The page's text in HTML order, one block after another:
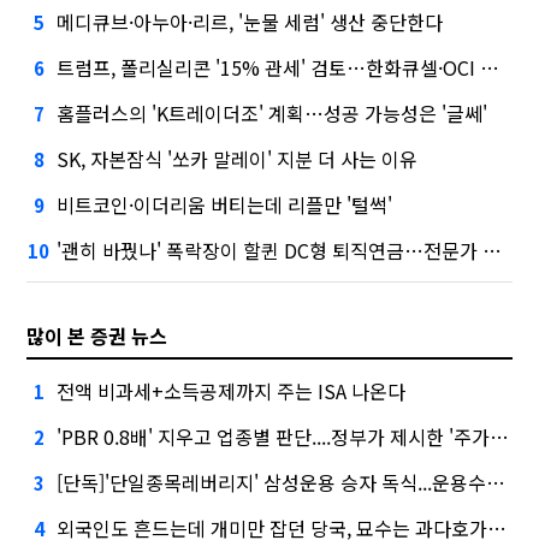
5 메디큐브·아누아·리르, '눈물 세럼' 생산 중단한다
6 트럼프, 폴리실리콘 '15% 관세' 검토…한화큐셀·OCI 영향은?
7 홈플러스의 'K트레이더조' 계획…성공 가능성은 '글쎄'
8 SK, 자본잠식 '쏘카 말레이' 지분 더 사는 이유
9 비트코인·이더리움 버티는데 리플만 '털썩'
10 '괜히 바꿨나' 폭락장이 할퀸 DC형 퇴직연금…전문가 조언은
많이 본 증권 뉴스
1 전액 비과세+소득공제까지 주는 ISA 나온다
2 'PBR 0.8배' 지우고 업종별 판단....정부가 제시한 '주가 누르기' 방지법
3 [단독]'단일종목레버리지' 삼성운용 승자 독식...운용수익 미래에셋의 6배
4 외국인도 흔드는데 개미만 잡던 당국, 묘수는 과다호가부담금?